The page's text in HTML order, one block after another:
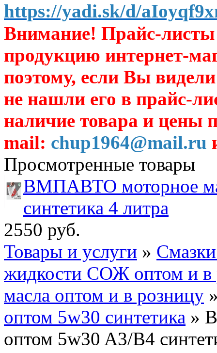
https://yadi.sk/d/
Внимание! Прайс-листы
продукцию интернет-
поэтому, если Вы
не нашли его в прайс-
наличие товара и цены
mail: chup1964@mail.ru
Просмотренные товары
ВМПАВТО моторное
синтетика 4 литра
2550 руб.
Товары и услуги »
жидкости СОЖ оптом и в
масла оптом и в розницу
оптом 5w30 синтетика »
оптом 5w30 A3/B4